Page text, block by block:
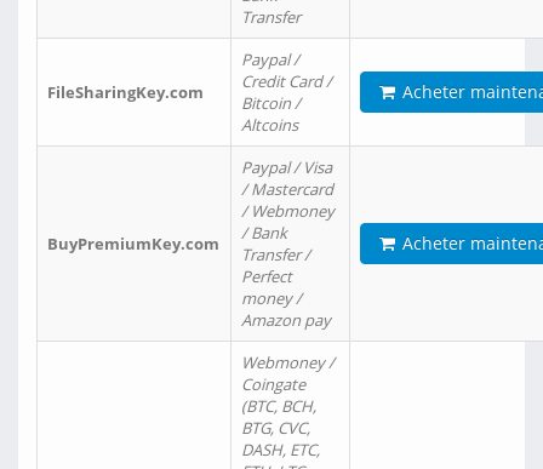
Transfer
FileSharingKey.com
Paypal /
Credit Card /
Bitcoin /
Altcoins
Acheter
BuyPremiumKey.com
Paypal / Visa
/ Mastercard
/ Webmoney
/ Bank
Transfer /
Perfect
money /
Amazon pay
Acheter
Webmoney /
Coingate
(BTC, BCH,
BTG, CVC,
DASH, ETC,